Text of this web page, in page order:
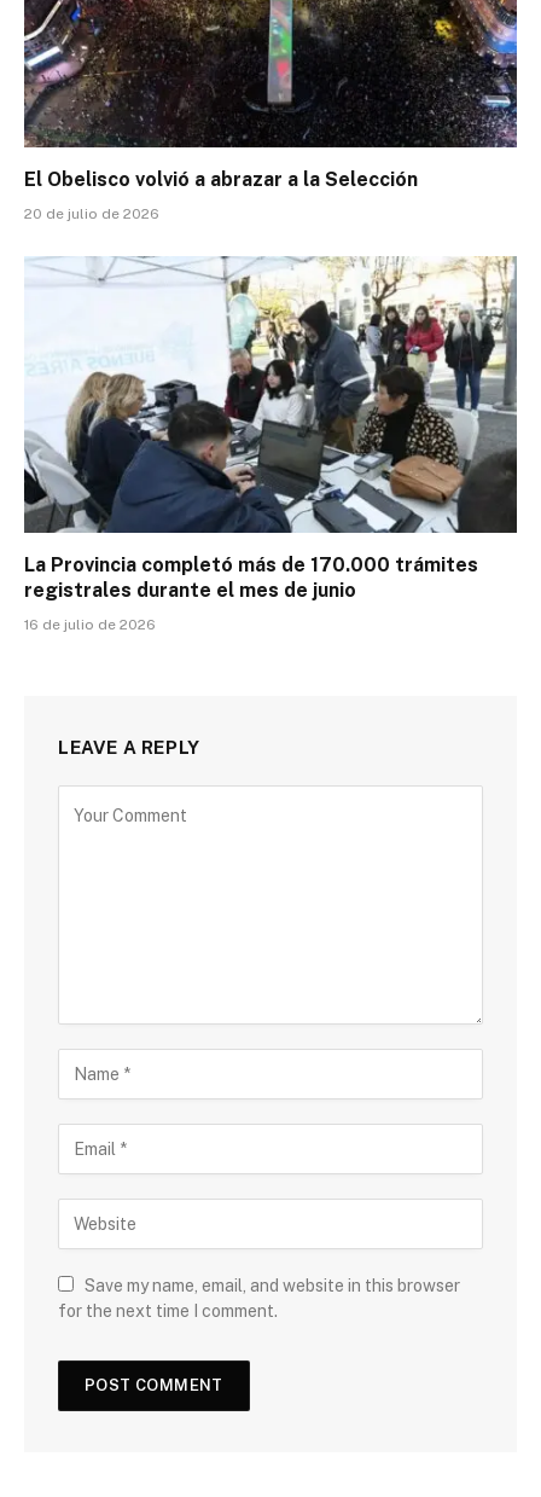
El Obelisco volvió a abrazar a la Selección
20 de julio de 2026
La Provincia completó más de 170.000 trámites
registrales durante el mes de junio
16 de julio de 2026
LEAVE A REPLY
Save my name, email, and website in this browser
for the next time I comment.